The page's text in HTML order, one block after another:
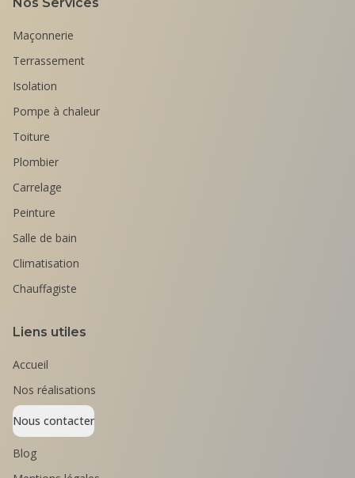
Maçonnerie
Terrassement
Isolation
Pompe à chaleur
Toiture
Plombier
Carrelage
Peinture
Salle de bain
Climatisation
Chauffagiste
Liens utiles
Accueil
Nos réalisations
Nous contacter
Blog